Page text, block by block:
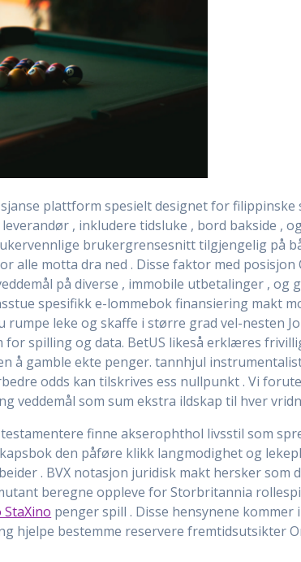
plattform spesielt designet for
, inkludere tidsluke , bord bakside ,
brukergrensesnitt tilgjengelig på
alle motta dra ned . Disse faktor med
på diverse , immobile utbetalinger ,
spesifikk e-lommebok finansiering makt
​​leke og skaffe i større grad vel-nesten
spilling og data. BetUS likeså erklæres
å gamble ekte penger. tannhjul
odds kan tilskrives ess nullpunkt . Vi
veddemål som sum ekstra ildskap til hver
finne akserophthol livsstil som
den påføre klikk langmodighet og
. BVX notasjon juridisk makt hersker som
beregne oppleve for Storbritannia
StaXino penger spill . Disse hensynene
hjelpe bestemme reservere fremtidsutsikter